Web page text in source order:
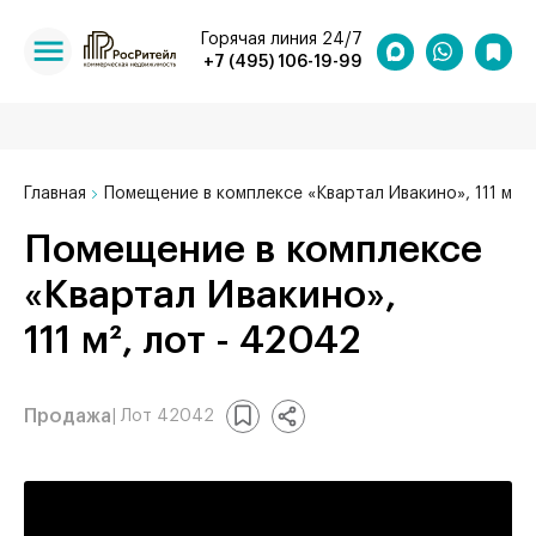
+7 (495) 106-19-99
Горячая линия 24/7
Главная Помещение в комплексе «Квартал Ивакино», 111 м²
Помещение в комплексе
«Квартал Ивакино»,
111 м², лот - 42042
Продажа | Лот 42042